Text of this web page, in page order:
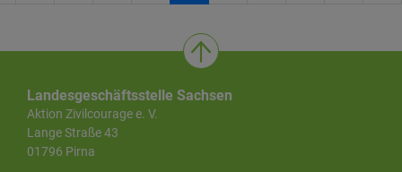
Landesgeschäftsstelle Sachsen
Aktion Zivilcourage e. V.
Lange Straße 43
01796 Pirna